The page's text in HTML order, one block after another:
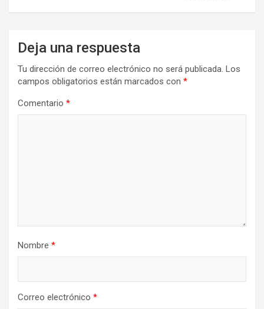
Deja una respuesta
Tu dirección de correo electrónico no será publicada. Los
campos obligatorios están marcados con *
Comentario *
Nombre *
Correo electrónico *